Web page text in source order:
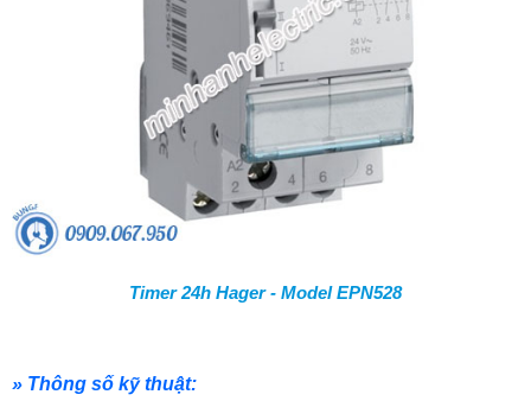
Timer 24h Hager - Model EPN528
» Thông số kỹ thuật: